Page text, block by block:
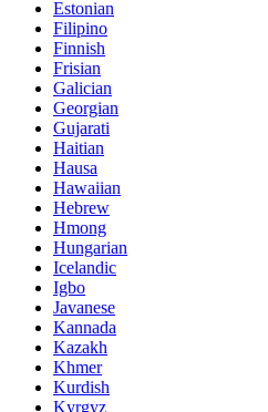
Estonian
Filipino
Finnish
Frisian
Galician
Georgian
Gujarati
Haitian
Hausa
Hawaiian
Hebrew
Hmong
Hungarian
Icelandic
Igbo
Javanese
Kannada
Kazakh
Khmer
Kurdish
Kyrgyz